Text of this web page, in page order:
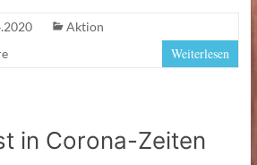
Aktion
Weiterlesen
in Corona-Zeiten